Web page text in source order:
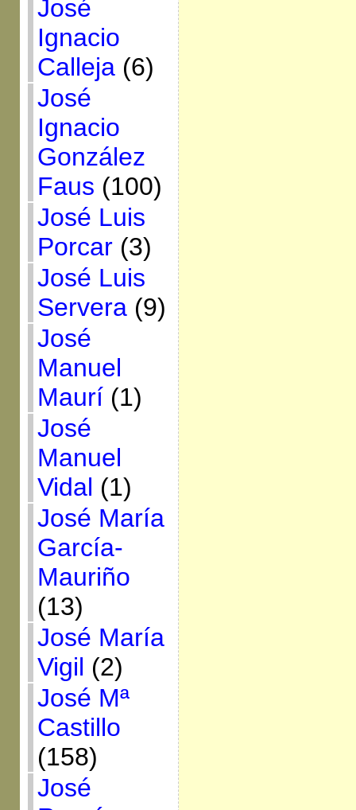
José
Ignacio
Calleja(6)
José
Ignacio
González
Faus (100)
José Luis
Porcar(3)
José Luis
Servera(9)
José
Manuel
Maurí(1)
José
Manuel
Vidal (1)
José María
García-
Mauriño
(13)
José María
Vigil (2)
José Mª
Castillo
(158)
José